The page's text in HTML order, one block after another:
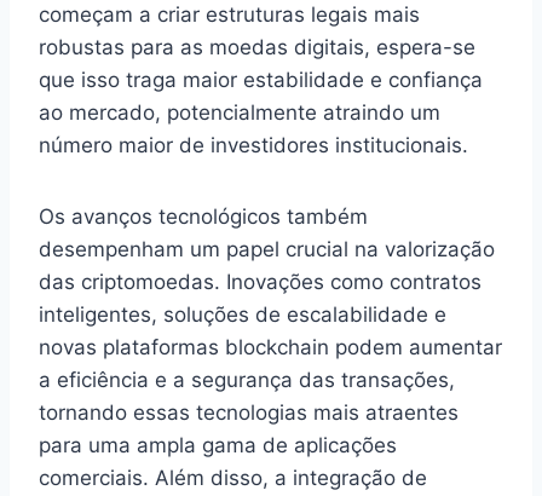
começam a criar estruturas legais mais
robustas para as moedas digitais, espera-se
que isso traga maior estabilidade e confiança
ao mercado, potencialmente atraindo um
número maior de investidores institucionais.
Os avanços tecnológicos também
desempenham um papel crucial na valorização
das criptomoedas. Inovações como contratos
inteligentes, soluções de escalabilidade e
novas plataformas blockchain podem aumentar
a eficiência e a segurança das transações,
tornando essas tecnologias mais atraentes
para uma ampla gama de aplicações
comerciais. Além disso, a integração de